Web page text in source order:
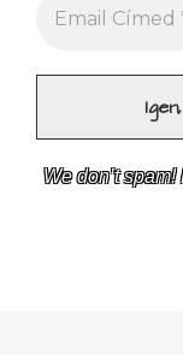
We don’t